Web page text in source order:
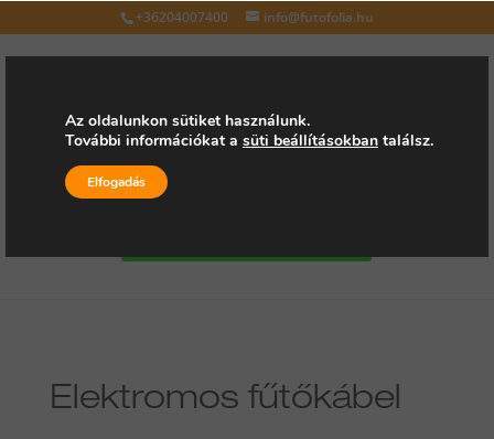
+36204007400 info@futofolia.hu
Válasszon oldalt
Elektromos fűtőkábel
Az oldalunkon sütiket használunk.
További információkat a süti beállításokban találsz.
Elfogadás